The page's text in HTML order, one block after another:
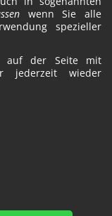
wenn Sie alle
spezieller
auf der Seite mit
jederzeit wieder